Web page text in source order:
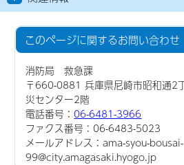
このページに関するお問い合わせ
消防局 救急課
〒660-0881 兵庫県尼崎市昭和通2
災センター2階
電話番号：06-6481-3966
ファクス番号：06-6483-5023
メールアドレス：ama-syou-bousai-
99@city.amagasaki.hyogo.jp